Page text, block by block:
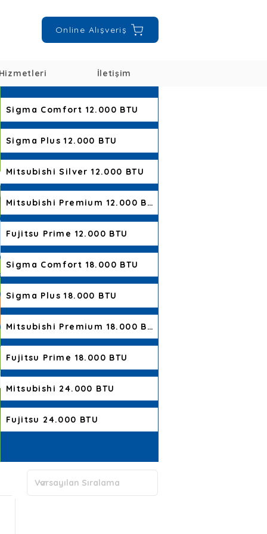
Online Alışveriş
İletişim
Sigma Comfort 12.000 BTU
Sigma Plus 12.000 BTU
Mitsubishi Silver 12.000 BTU
Mitsubishi Premium 12.000 BTU
Fujitsu Prime 12.000 BTU
Sigma Comfort 18.000 BTU
Sigma Plus 18.000 BTU
Mitsubishi Premium 18.000 BTU
Fujitsu Prime 18.000 BTU
Mitsubishi 24.000 BTU
Fujitsu 24.000 BTU